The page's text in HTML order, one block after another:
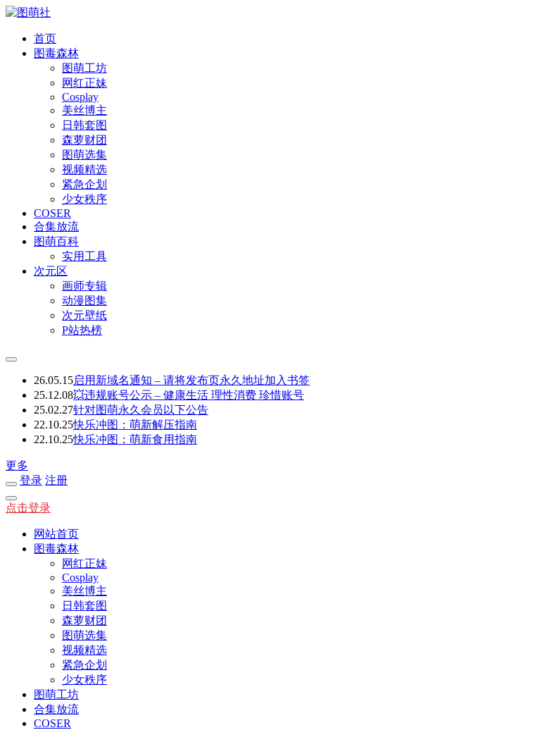
首页
图毒森林
图萌工坊
网红正妹
Cosplay
美丝博主
日韩套图
森萝财团
图萌选集
视频精选
紧急企划
少女秩序
COSER
合集放流
图萌百科
实用工具
次元区
画师专辑
动漫图集
次元壁纸
P站热榜
26.05.15启用新域名通知 – 请将发布页永久地址加入书签
25.12.08💥违规账号公示 – 健康生活 理性消费 珍惜账号
25.02.27针对图萌永久会员以下公告
22.10.25快乐冲图：萌新解压指南
22.10.25快乐冲图：萌新食用指南
更多
登录 注册
点击登录
网站首页
图毒森林
网红正妹
Cosplay
美丝博主
日韩套图
森萝财团
图萌选集
视频精选
紧急企划
少女秩序
图萌工坊
合集放流
COSER